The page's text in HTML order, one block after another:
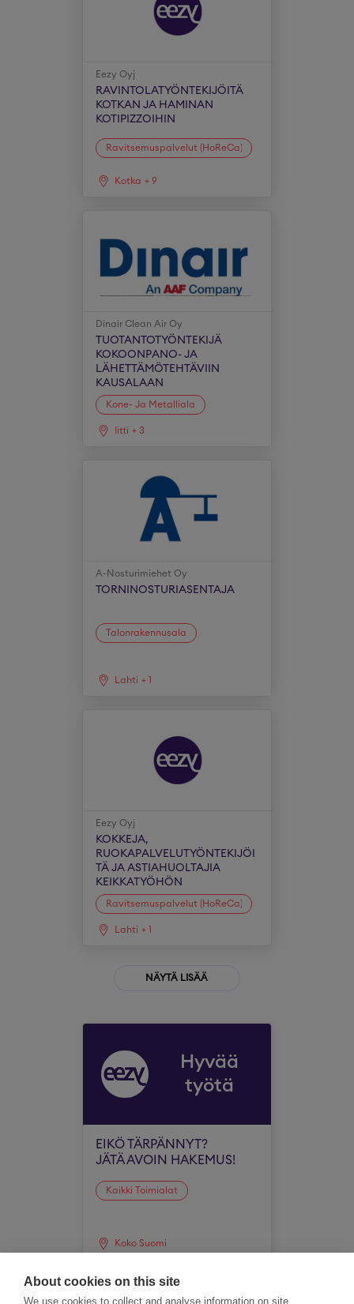
Eezy Oyj
RAVINTOLATYÖNTEKIJÖITÄ
KOTKAN JA HAMINAN
KOTIPIZZOIHIN
Ravitsemuspalvelut (HoReCa)
Kotka + 9
Dinair Clean Air Oy
TUOTANTOTYÖNTEKIJÄ
KOKOONPANO- JA
LÄHETTÄMÖTEHTÄVIIN
KAUSALAAN
Kone- Ja Metalliala
Iitti + 3
A-Nosturimiehet Oy
TORNINOSTURIASENTAJA
Talonrakennusala
Lahti + 1
Eezy Oyj
KOKKEJA,
RUOKAPALVELUTYÖNTEKIJÖI
TÄ JA ASTIAHUOLTAJIA
KEIKKATYÖHÖN
Ravitsemuspalvelut (HoReCa)
Lahti + 1
NÄYTÄ LISÄÄ
Hyvää
työtä
EIKÖ TÄRPÄNNYT?
JÄTÄ AVOIN HAKEMUS!
Kaikki Toimialat
Koko Suomi
About cookies on this site
We use cookies to collect and analyse information on site